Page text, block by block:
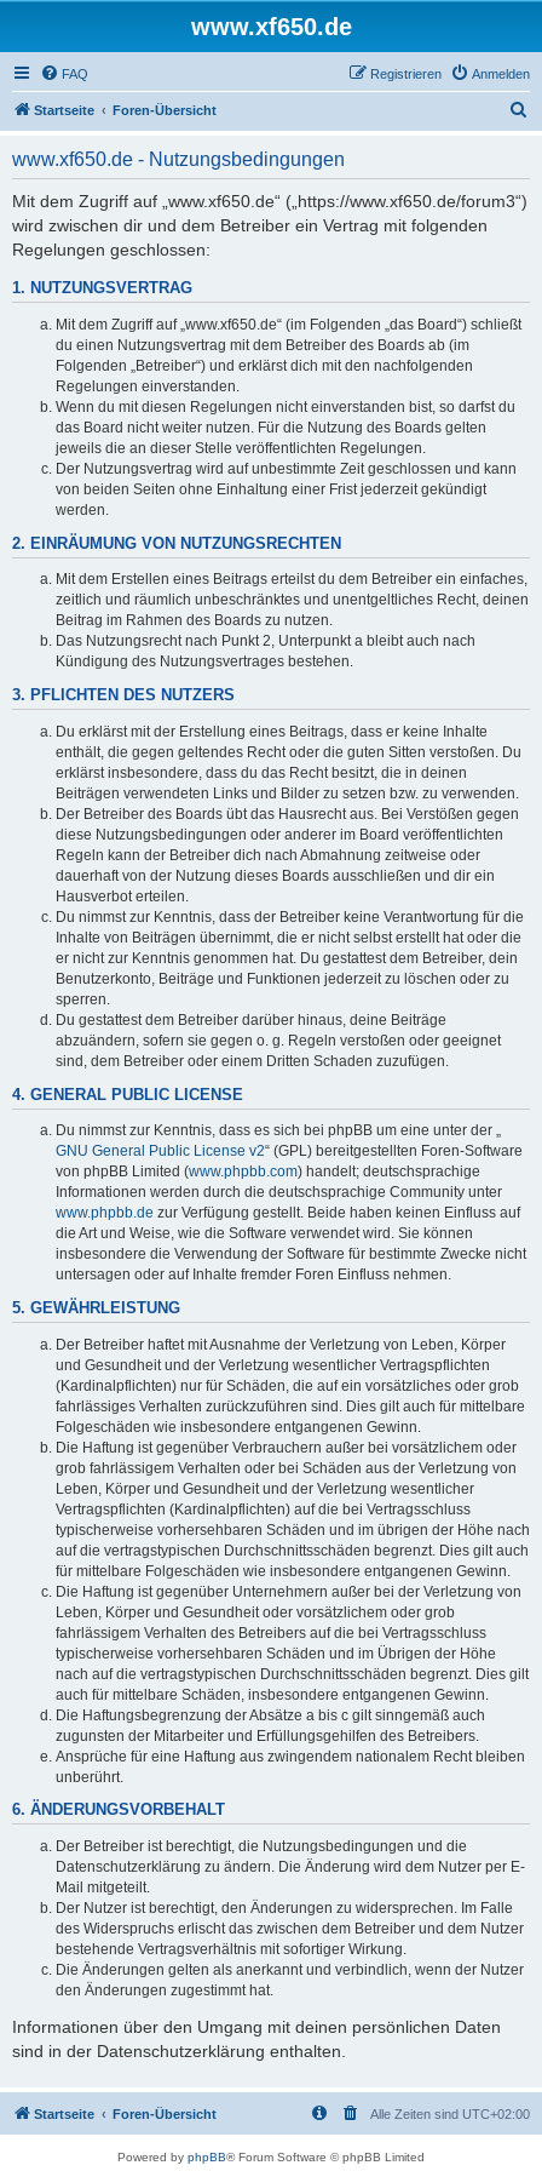
www.xf650.de
FAQ Anmelden
Registrieren
Startseite Foren-Übersicht
www.xf650.de - Nutzungsbedingungen
Mit dem Zugriff auf „www.xf650.de“ („https://www.xf650.de/forum3“)
wird zwischen dir und dem Betreiber ein Vertrag mit folgenden
Regelungen geschlossen:
1. NUTZUNGSVERTRAG
Mit dem Zugriff auf „www.xf650.de“ (im Folgenden „das Board“) schließt
du einen Nutzungsvertrag mit dem Betreiber des Boards ab (im
Folgenden „Betreiber“) und erklärst dich mit den nachfolgenden
Regelungen einverstanden.
Wenn du mit diesen Regelungen nicht einverstanden bist, so darfst du
das Board nicht weiter nutzen. Für die Nutzung des Boards gelten
jeweils die an dieser Stelle veröffentlichten Regelungen.
Der Nutzungsvertrag wird auf unbestimmte Zeit geschlossen und kann
von beiden Seiten ohne Einhaltung einer Frist jederzeit gekündigt
werden.
2. EINRÄUMUNG VON NUTZUNGSRECHTEN
Mit dem Erstellen eines Beitrags erteilst du dem Betreiber ein einfaches,
zeitlich und räumlich unbeschränktes und unentgeltliches Recht, deinen
Beitrag im Rahmen des Boards zu nutzen.
Das Nutzungsrecht nach Punkt 2, Unterpunkt a bleibt auch nach
Kündigung des Nutzungsvertrages bestehen.
3. PFLICHTEN DES NUTZERS
Du erklärst mit der Erstellung eines Beitrags, dass er keine Inhalte
enthält, die gegen geltendes Recht oder die guten Sitten verstoßen. Du
erklärst insbesondere, dass du das Recht besitzt, die in deinen
Beiträgen verwendeten Links und Bilder zu setzen bzw. zu verwenden.
Der Betreiber des Boards übt das Hausrecht aus. Bei Verstößen gegen
diese Nutzungsbedingungen oder anderer im Board veröffentlichten
Regeln kann der Betreiber dich nach Abmahnung zeitweise oder
dauerhaft von der Nutzung dieses Boards ausschließen und dir ein
Hausverbot erteilen.
Du nimmst zur Kenntnis, dass der Betreiber keine Verantwortung für die
Inhalte von Beiträgen übernimmt, die er nicht selbst erstellt hat oder die
er nicht zur Kenntnis genommen hat. Du gestattest dem Betreiber, dein
Benutzerkonto, Beiträge und Funktionen jederzeit zu löschen oder zu
sperren.
Du gestattest dem Betreiber darüber hinaus, deine Beiträge
abzuändern, sofern sie gegen o. g. Regeln verstoßen oder geeignet
sind, dem Betreiber oder einem Dritten Schaden zuzufügen.
4. GENERAL PUBLIC LICENSE
Du nimmst zur Kenntnis, dass es sich bei phpBB um eine unter der „
GNU General Public License v2“ (GPL) bereitgestellten Foren-Software
von phpBB Limited (www.phpbb.com) handelt; deutschsprachige
Informationen werden durch die deutschsprachige Community unter
www.phpbb.de zur Verfügung gestellt. Beide haben keinen Einfluss auf
die Art und Weise, wie die Software verwendet wird. Sie können
insbesondere die Verwendung der Software für bestimmte Zwecke nicht
untersagen oder auf Inhalte fremder Foren Einfluss nehmen.
5. GEWÄHRLEISTUNG
Der Betreiber haftet mit Ausnahme der Verletzung von Leben, Körper
und Gesundheit und der Verletzung wesentlicher Vertragspflichten
(Kardinalpflichten) nur für Schäden, die auf ein vorsätzliches oder grob
fahrlässiges Verhalten zurückzuführen sind. Dies gilt auch für mittelbare
Folgeschäden wie insbesondere entgangenen Gewinn.
Die Haftung ist gegenüber Verbrauchern außer bei vorsätzlichem oder
grob fahrlässigem Verhalten oder bei Schäden aus der Verletzung von
Leben, Körper und Gesundheit und der Verletzung wesentlicher
Vertragspflichten (Kardinalpflichten) auf die bei Vertragsschluss
typischerweise vorhersehbaren Schäden und im übrigen der Höhe nach
auf die vertragstypischen Durchschnittsschäden begrenzt. Dies gilt auch
für mittelbare Folgeschäden wie insbesondere entgangenen Gewinn.
Die Haftung ist gegenüber Unternehmern außer bei der Verletzung von
Leben, Körper und Gesundheit oder vorsätzlichem oder grob
fahrlässigem Verhalten des Betreibers auf die bei Vertragsschluss
typischerweise vorhersehbaren Schäden und im Übrigen der Höhe
nach auf die vertragstypischen Durchschnittsschäden begrenzt. Dies gilt
auch für mittelbare Schäden, insbesondere entgangenen Gewinn.
Die Haftungsbegrenzung der Absätze a bis c gilt sinngemäß auch
zugunsten der Mitarbeiter und Erfüllungsgehilfen des Betreibers.
Ansprüche für eine Haftung aus zwingendem nationalem Recht bleiben
unberührt.
6. ÄNDERUNGSVORBEHALT
Der Betreiber ist berechtigt, die Nutzungsbedingungen und die
Datenschutzerklärung zu ändern. Die Änderung wird dem Nutzer per E-
Mail mitgeteilt.
Der Nutzer ist berechtigt, den Änderungen zu widersprechen. Im Falle
des Widerspruchs erlischt das zwischen dem Betreiber und dem Nutzer
bestehende Vertragsverhältnis mit sofortiger Wirkung.
Die Änderungen gelten als anerkannt und verbindlich, wenn der Nutzer
den Änderungen zugestimmt hat.
Informationen über den Umgang mit deinen persönlichen Daten
sind in der Datenschutzerklärung enthalten.
Startseite Foren-Übersicht Alle Zeiten sind UTC+02:00
Powered by phpBB® Forum Software © phpBB Limited